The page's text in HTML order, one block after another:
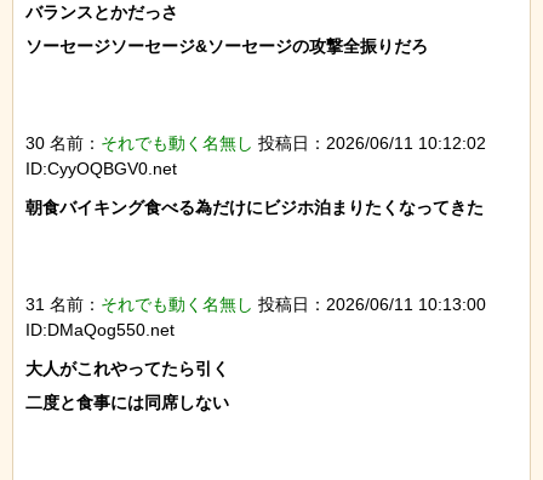
バランスとかだっさ
ソーセージソーセージ&ソーセージの攻撃全振りだろ
30 名前： それでも動く名無し 投稿日：2026/06/11 10:12:02
ID:CyyOQBGV0.net
朝食バイキング食べる為だけにビジホ泊まりたくなってきた
31 名前： それでも動く名無し 投稿日：2026/06/11 10:13:00
ID:DMaQog550.net
大人がこれやってたら引く
二度と食事には同席しない